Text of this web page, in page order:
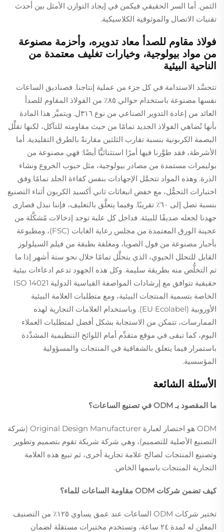
الثمن. أما السر الحقيقي فيكمن في إيجاد التوازن الأمثل بين أحدث
تقنيات الاتصال والموثوقية الكلاسيكية.
فولاذ مقاوم للصدأ معاد تدويره، وأحزمة مصنوعة
من مواد بيولوجية، وخيارات تغليف معتمدة من
الناحية البيئية
تتجسَّد الاستدامة في كل جزء من عملية إنتاجنا. فصناديق الساعات
نفسها مصنوعة باستخدام حوالي ٨٥٪ من الفولاذ المقاوم للصدأ
العائد من إعادة التدوير الصناعي من نوع ٣١٦ل. ويتميَّز هذا المادة
بأنها تُضاهي الفولاذ الجديد تمامًا من حيث مقاومته للتآكل، لكنها تقلِّل
البصمة الكربونية بنسبة تقارب الثلثين مقارنةً بالطرق التقليدية. أما
الأشرطة، فقد طوَّرنا فيها أمرًا استثنائيًّا أيضًا: فهي مصنوعة من
بوليمرات مستمدة من مصادر بيولوجية، مثل حبوب الخروع ونشاء
الذرة. وهذه المواد تتحمَّل الإجهادات بنفس كفاءة الجلد تمامًا وفق
اختبارات التحمُّل، مع خفض انبعاثات ثاني أكسيد الكربون أثناء التصنيع
بنسبة تصل إلى ٦٠٪ تقريبًا. وفيما يتعلَّق بالتغليف، فإننا نبذل قصارى
جهدنا لجعله صديقًا للبيئة. فداخل كل علبة توجد إدخالات مُشكَّلة من
عجينة الورق المعتمدة من مجلس رعاية الغابات (FSC)، ومطبوعة
بأحبار مصنوعة من فول الصويا، ومغلفة بطبقة من فيلم السيلولوز
القابل للتحلل الحيوي، الذي يتحلَّل تمامًا خلال نحو ستة أشهر إذا ما
تم التخلُّص منه بطريقة سليمة. وكل هذه الجهود تدعم ادعاءات بيئية
حقيقية تتوافق مع إرشادات المواصفة القياسية الدولية ISO 14021
الخاصة بتسمية المنتجات البيئية، ومع متطلبات العلامة البيئية
الأوروبية (EU Ecolabel). وباستخدام العلامات التجارية لهذه
الممارسات، تتمكن من الاستجابة بشكل أفضل لمتطلبات العملاء
اليوم، كما تبقى في موقع متقدِّم أمام اللوائح التنظيمية المشدَّدة
باستمرار فيما يتعلق بالشفافية في المنتجات والمسؤولية
المؤسسية.
الأسئلة الشائعة
ما المقصود بـ ODM في تصنيع الساعات؟
ODM هو اختصار لعبارة Original Design Manufacturer (شركة
التصنيع الأصلية للتصميم)، وهي شركة شريكة تقوم بتصميم وتطوير
وتصنيع المنتجات لصالح علامة تجارية أخرى، ثم تبيع هذه العلامة
التجارية المنتجات باسمها الخاص.
كيف تضمن شركات ODM مقاومة الساعات للماء؟
تختبر شركات ODM الساعات عند عمق يساوي ١٢٥٪ من التصنيف
المعلن له لمدة ٢٤ ساعة، وتستخدم مختبرات مستقلة لضمان